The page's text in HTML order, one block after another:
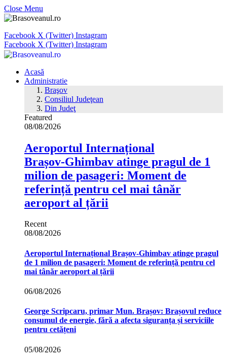
Close Menu
Facebook X (Twitter) Instagram
Facebook X (Twitter) Instagram
Acasă
Administratie
Braşov
Consiliul Judeţean
Din Judeţ
Featured
08/08/2026
Aeroportul Internațional
Brașov‑Ghimbav atinge pragul de 1
milion de pasageri: Moment de
referință pentru cel mai tânăr
aeroport al țării
Recent
08/08/2026
Aeroportul Internațional Brașov‑Ghimbav atinge pragul
de 1 milion de pasageri: Moment de referință pentru cel
mai tânăr aeroport al țării
06/08/2026
George Scripcaru, primar Mun. Brașov: Brașovul reduce
consumul de energie, fără a afecta siguranța și serviciile
pentru cetățeni
05/08/2026